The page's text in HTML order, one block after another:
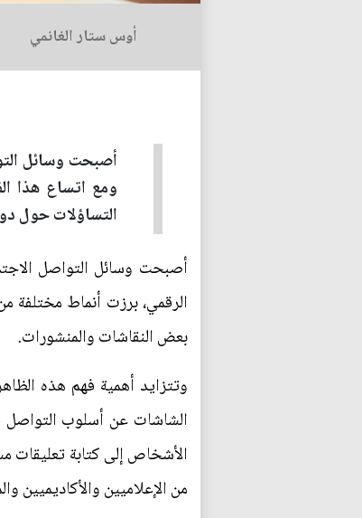
أوس ستار الغانمي
أصبحت وسائل
ومع اتساع هذا
التساؤلات حول
أصبحت وسائل التواصل
الرقمي، برزت أنماط مختلفة
بعض النقاشات والمنشورات.
وتتزايد أهمية فهم هذه
الشاشات عن أسلوب التواصل
الأشخاص إلى كتابة تعليقات
من الإعلاميين والأكاديميين